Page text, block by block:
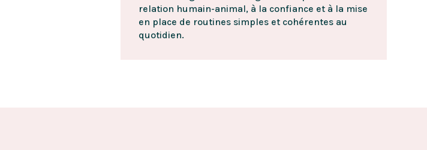
relation humain-animal, à la confiance et à la mise
en place de routines simples et cohérentes au
quotidien.